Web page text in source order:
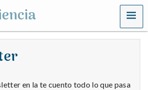
MENU
en la te cuento todo lo que pasa